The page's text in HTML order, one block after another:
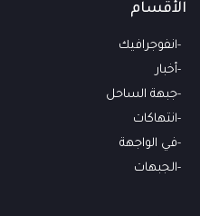
الأقسام
انفوجرافيك
أخبار
جبهة الساحل
انتهاكات
في الواجهة
الجبهات